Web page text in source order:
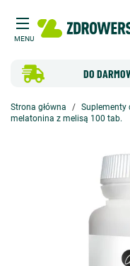
MENU
DO
Strona główna Suplementy
melatonina z melisą 100 tab.